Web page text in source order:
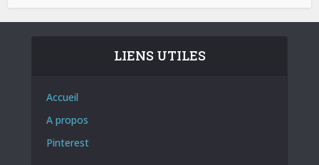
LIENS UTILES
Accueil
A propos
Pinterest